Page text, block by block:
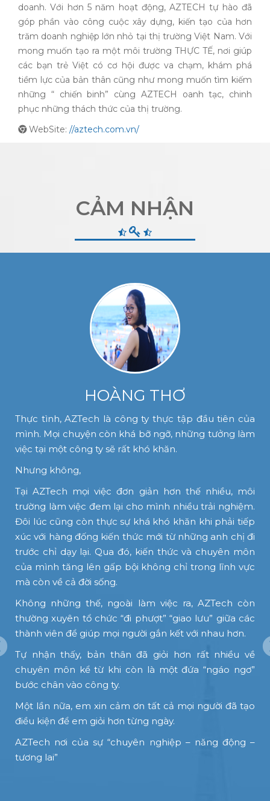
doanh. Với hơn 5 năm hoạt động, AZTECH tự hào đã
góp phần vào công cuộc xây dựng, kiến tạo của hơn
trăm doanh nghiệp lớn nhỏ tại thị trường Việt Nam. Với
mong muốn tạo ra một môi trường THỰC TẾ, nơi giúp
các bạn trẻ Việt có cơ hội được va chạm, khám phá
tiềm lực của bản thân cũng như mong muốn tìm kiếm
những “ chiến binh” cùng AZTECH oanh tạc, chinh
phục những thách thức của thị trường.
WebSite: //aztech.com.vn/
CẢM NHẬN
HOÀNG THƠ
Thực tình, AZTech là công ty thực tập đầu tiên của
mình. Mọi chuyện còn khá bỡ ngỡ, những tưởng làm
việc tại một công ty sẽ rất khó khăn.
Nhưng không,
Tại AZTech mọi việc đơn giản hơn thế nhiều, môi
trường làm việc đem lại cho mình nhiều trải nghiệm.
Đôi lúc cũng còn thực sự khá khó khăn khi phải tiếp
xúc với hàng đống kiến thức mới từ những anh chị đi
trước chỉ dạy lại. Qua đó, kiến thức và chuyên môn
của mình tăng lên gấp bội không chỉ trong lĩnh vực
mà còn về cả đời sống.
Không những thế, ngoài làm việc ra, AZTech còn
thường xuyên tổ chức “đi phượt” “giao lưu” giữa các
thành viên để giúp mọi người gắn kết với nhau hơn.
Tự nhận thấy, bản thân đã giỏi hơn rất nhiều về
chuyên môn kể từ khi còn là một đứa “ngáo ngơ”
bước chân vào công ty.
Một lần nữa, em xin cảm ơn tất cả mọi người đã tạo
điều kiện để em giỏi hơn từng ngày.
AZTech nơi của sự “chuyên nghiệp – năng động –
tương lai”